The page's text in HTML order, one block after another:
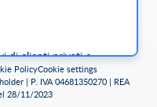
di clienti privati e
con i prodotti
PolicyCookie settings
| P. IVA 04681350270 | REA
28/11/2023